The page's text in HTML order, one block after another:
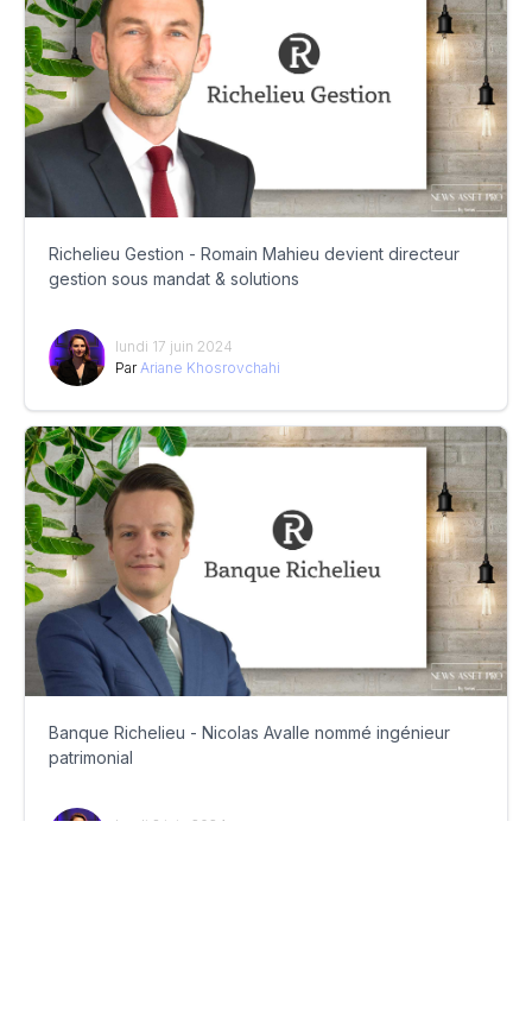
Richelieu Gestion - Romain Mahieu devient directeur
gestion sous mandat & solutions
lundi 17 juin 2024
Par Ariane Khosrovchahi
Banque Richelieu - Nicolas Avalle nommé ingénieur
patrimonial
lundi 3 juin 2024